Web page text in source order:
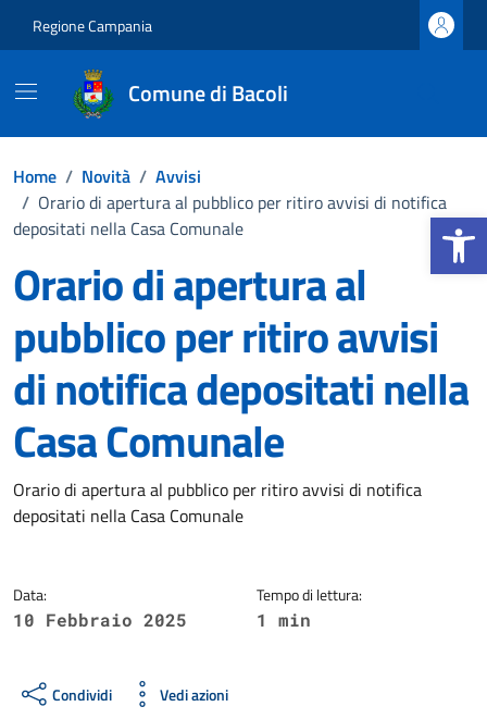
Apri la
Regione Campania
Comune di Bacoli
Home / Novità / Avvisi
/ Orario di apertura al pubblico per ritiro avvisi di notifica
depositati nella Casa Comunale
Orario di apertura al
pubblico per ritiro avvisi
di notifica depositati nella
Casa Comunale
Dettagli della notizia
Orario di apertura al pubblico per ritiro avvisi di notifica
depositati nella Casa Comunale
Data:
10 Febbraio 2025
Tempo di lettura:
1 min
Condividi Vedi azioni